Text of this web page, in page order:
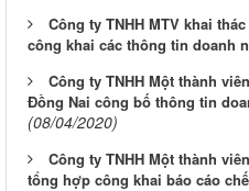
Công ty TNHH MTV khai
công khai các thông tin doanh
Công ty TNHH Một thành
Đồng Nai công bố thông tin
(08/04/2020)
Công ty TNHH Một thành
tổng hợp công khai báo cáo